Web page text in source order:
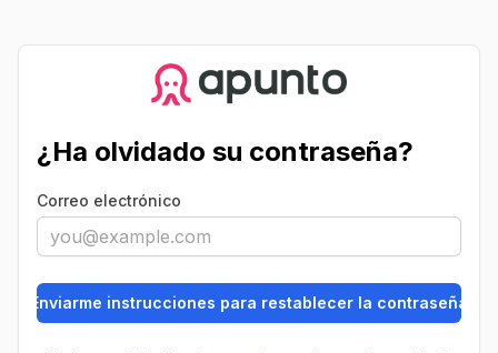
¿Ha olvidado su contraseña?
Correo electrónico